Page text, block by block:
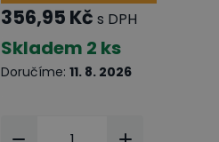
356,95 Kč s DPH
Skladem 2 ks
Doručíme: 11. 8. 2026